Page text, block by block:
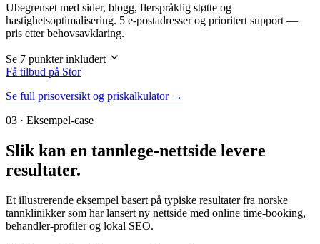
Ubegrenset med sider, blogg, flerspråklig støtte og
hastighetsoptimalisering. 5 e-postadresser og prioritert support —
pris etter behovsavklaring.
Se 7 punkter inkludert
Få tilbud på Stor
Se full prisoversikt og priskalkulator →
03 · Eksempel-case
Slik kan en tannlege-nettside levere
resultater.
Et illustrerende eksempel basert på typiske resultater fra norske
tannklinikker som har lansert ny nettside med online time-booking,
behandler-profiler og lokal SEO.